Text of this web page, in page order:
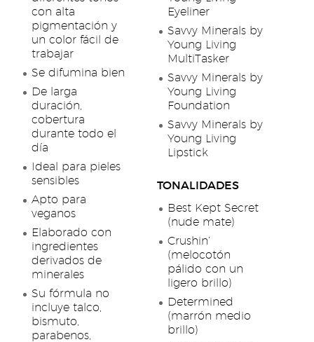
con alta
pigmentación y
un color fácil de
trabajar
Se difumina bien
De larga
duración,
cobertura
durante todo el
día
Ideal para pieles
sensibles
Apto para
veganos
Elaborado con
ingredientes
derivados de
minerales
Su fórmula no
incluye talco,
bismuto,
parabenos,
Eyeliner
Savvy Minerals by
Young Living
MultiTasker
Savvy Minerals by
Young Living
Foundation
Savvy Minerals by
Young Living
Lipstick
TONALIDADES
Best Kept Secret
(nude mate)
Crushin’
(melocotón
pálido con un
ligero brillo)
Determined
(marrón medio
brillo)